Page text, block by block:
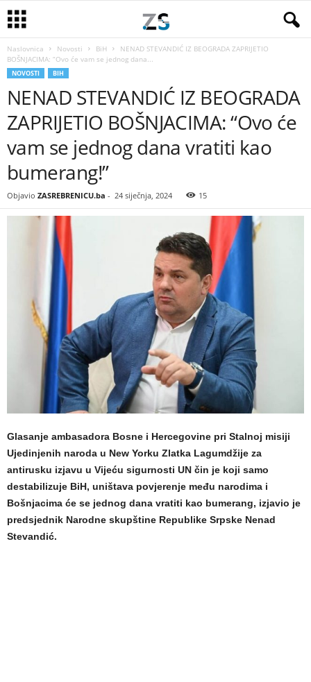
Naslovnica Novosti BiH
NENAD STEVANDIĆ IZ BEOGRADA ZAPRIJETIO
BOŠNJACIMA: “Ovo će vam se jednog dana...
NOVOSTI BIH
NENAD STEVANDIĆ IZ BEOGRADA
ZAPRIJETIO BOŠNJACIMA: “Ovo će
vam se jednog dana vratiti kao
bumerang!”
Objavio ZASREBRENICU.ba - 24 siječnja, 2024 15
Glasanje ambasadora Bosne i Hercegovine pri Stalnoj misiji
Ujedinjenih naroda u New Yorku Zlatka Lagumdžije za
antirusku izjavu u Vijeću sigurnosti UN čin je koji samo
destabilizuje BiH, uništava povjerenje među narodima i
Bošnjacima će se jednog dana vratiti kao bumerang, izjavio je
predsjednik Narodne skupštine Republike Srpske Nenad
Stevandić.